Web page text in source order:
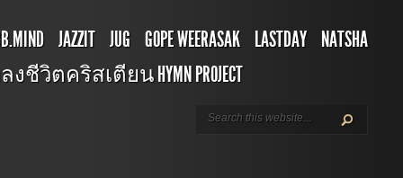
JAZZIT JUG GOPE WEERASAK LASTDAY
NATSHA
งชีวิตคริสเตียน HYMN PROJECT